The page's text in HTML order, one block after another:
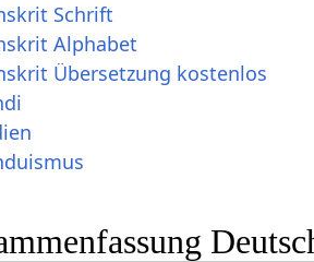
Schrift
Alphabet
Übersetzung kostenlos